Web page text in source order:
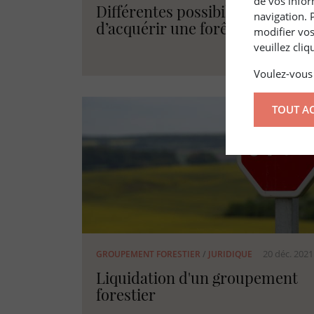
Différentes possibilités
d’acquérir une forêt
GROUPEMENT FORESTIER / JURIDIQUE 20 déc. 2021
Liquidation d'un groupement
forestier
navigation.
modifier
veuillez
Voulez-
TOUT